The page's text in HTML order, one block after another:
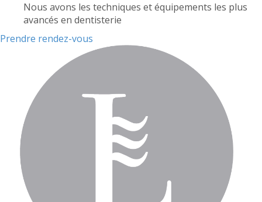
Nous avons les techniques et équipements les plus
avancés en dentisterie
Prendre rendez-vous